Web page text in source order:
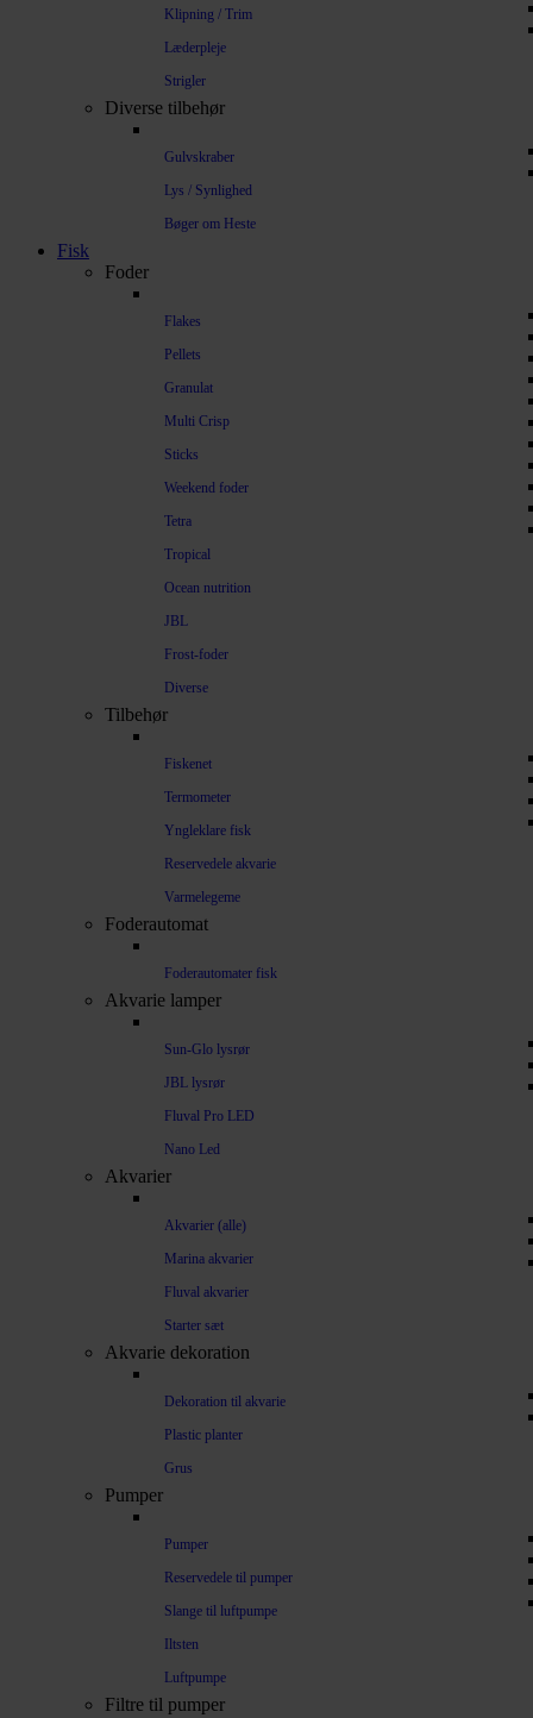
Klipning / Trim
Læderpleje
Strigler
Diverse tilbehør
Gulvskraber
Lys / Synlighed
Bøger om Heste
Fisk
Foder
Flakes
Pellets
Granulat
Multi Crisp
Sticks
Weekend foder
Tetra
Tropical
Ocean nutrition
JBL
Frost-foder
Diverse
Tilbehør
Fiskenet
Termometer
Yngleklare fisk
Reservedele akvarie
Varmelegeme
Foderautomat
Foderautomater fisk
Akvarie lamper
Sun-Glo lysrør
JBL lysrør
Fluval Pro LED
Nano Led
Akvarier
Akvarier (alle)
Marina akvarier
Fluval akvarier
Starter sæt
Akvarie dekoration
Dekoration til akvarie
Plastic planter
Grus
Pumper
Pumper
Reservedele til pumper
Slange til luftpumpe
Iltsten
Luftpumpe
Filtre til pumper